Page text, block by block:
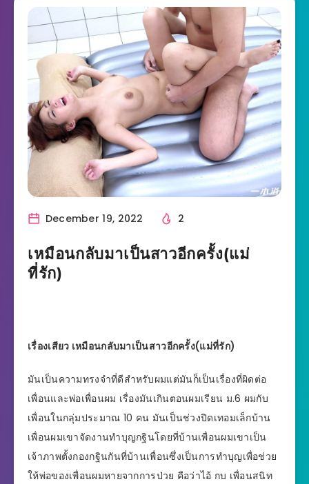
December 19, 2022 2
เหมือนกลับมาเป็นสาวอีกครั้ง(แม่
ที่รัก)
เรื่องเสียว เหมือนกลับมาเป็นสาวอีกครั้ง(แม่ที่รัก)
มันเป็นความทรงจำที่ดีสำหรับผมแต่มันก็เป็นเรื่องที่ผิดต่อ
เพื่อนและพ่อเพื่อนผม เรื่องมันเกินตอนผมเรียน ม.6 ผมกับ
เพื่อนในกลุ่มประมาณ 10 คน มันเป็นช่วงปิดเทอมเล็กบ้าน
เพื่อนผมเขาจัดงานทำบุญกฐินโดยที่บ้านเพื่อนผมเขาเป็น
เจ้าภาพตั้งกองกฐินกันที่บ้านเพื่อนซึ่งเป็นการทำบุญเพื่อช่วย
ให้พ่อของเพื่อนผมหายจากการป่วย คือว่าไอ้ กบ เพื่อนสนิท